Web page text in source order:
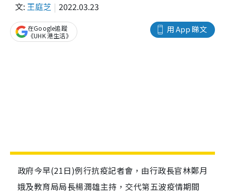
文: 王庭芝 2022.03.23
用 App 睇文
在Google追蹤
《UHK 港生活》
政府今早(21日)例行抗疫記者會，由行政長官林鄭月
娥及教育局局長楊潤雄主持，交代第五波疫情期間